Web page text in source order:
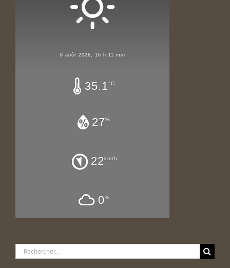
8 août 2026, 16 h 11 min
35.1°C
27%
22km/h
0%
Rechercher: